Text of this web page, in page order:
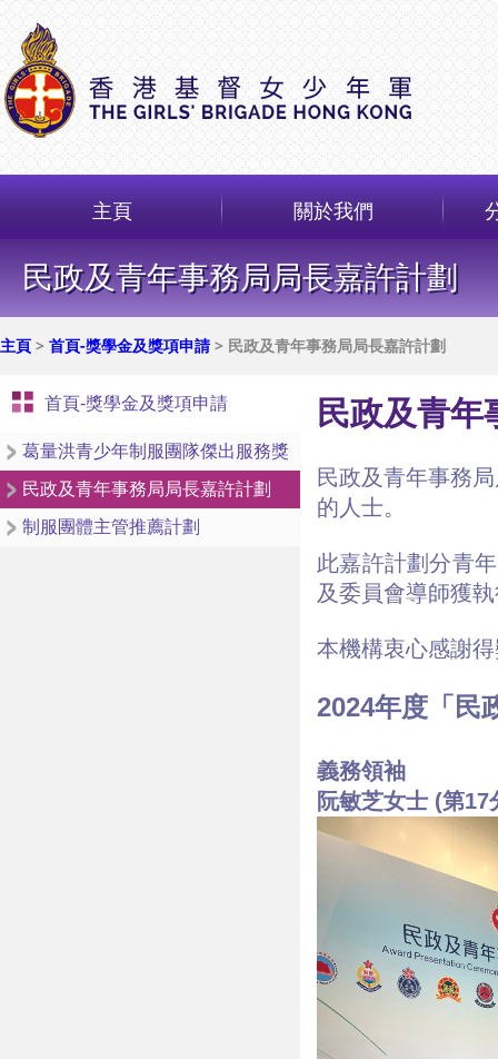
主頁 關於我們
民政及青年事務局局長嘉許計劃
主頁 > 首頁-獎學金及獎項申請> 民政及青年事務局局長嘉許計劃
首頁-獎學金及獎項申請
葛量洪青少年制服團隊傑出服務獎
民政及青年事務局局長嘉許計劃
制服團體主管推薦計劃
民政及青
民政及青年事務
的人士。
此嘉許計劃分青
及委員會導師獲
本機構衷心感謝
2024年度「民
義務領袖
阮敏芝女士 (第